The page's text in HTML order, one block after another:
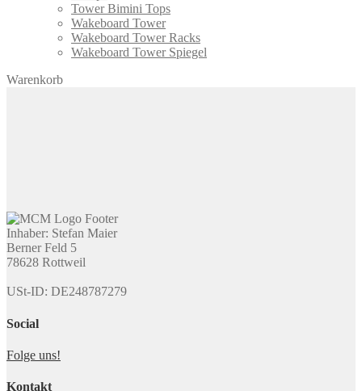
Tower Bimini Tops
Wakeboard Tower
Wakeboard Tower Racks
Wakeboard Tower Spiegel
Warenkorb
Inhaber: Stefan Maier
Berner Feld 5
78628 Rottweil
USt-ID: DE248787279
Social
Folge uns!
Kontakt